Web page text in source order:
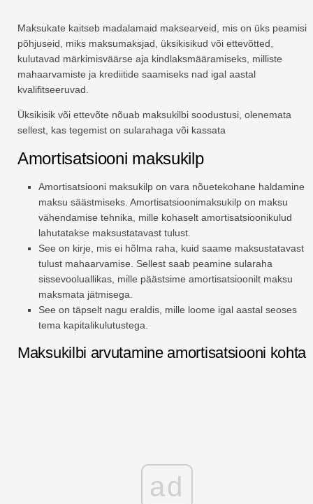
Maksukate kaitseb madalamaid maksearveid, mis on üks peamisi
põhjuseid, miks maksumaksjad, üksikisikud või ettevõtted,
kulutavad märkimisväärse aja kindlaksmääramiseks, milliste
mahaarvamiste ja krediitide saamiseks nad igal aastal
kvalifitseeruvad.
Üksikisik või ettevõte nõuab maksukilbi soodustusi, olenemata
sellest, kas tegemist on sularahaga või kassata
Amortisatsiooni maksukilp
Amortisatsiooni maksukilp on vara nõuetekohane haldamine
maksu säästmiseks. Amortisatsioonimaksukilp on maksu
vähendamise tehnika, mille kohaselt amortisatsioonikulud
lahutatakse maksustatavast tulust.
See on kirje, mis ei hõlma raha, kuid saame maksustatavast
tulust mahaarvamise. Sellest saab peamine sularaha
sissevooluallikas, mille päästsime amortisatsioonilt maksu
maksmata jätmisega.
See on täpselt nagu eraldis, mille loome igal aastal seoses
tema kapitalikulutustega.
Maksukilbi arvutamine amortisatsiooni kohta
ad